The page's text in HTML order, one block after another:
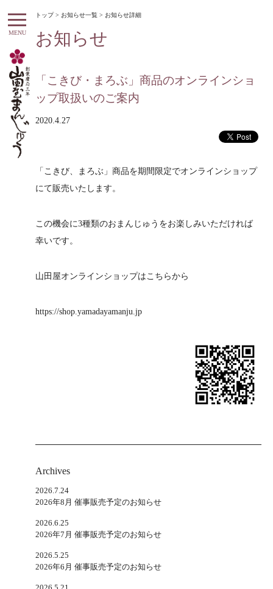
MENU
トップ> お知らせ一覧 > お知らせ詳細
お知らせ
「こきび・まろぶ」商品のオンラインショ
ップ取扱いのご案内
2020.4.27
「こきび、まろぶ」商品を期間限定でオンラインショップ
にて販売いたします。
この機会に3種類のおまんじゅうをお楽しみいただければ
幸いです。
山田屋オンラインショップはこちらから
https://shop.yamadayamanju.jp
Archives
2026.7.24
2026年8月 催事販売予定のお知らせ
2026.6.25
2026年7月 催事販売予定のお知らせ
2026.5.25
2026年6月 催事販売予定のお知らせ